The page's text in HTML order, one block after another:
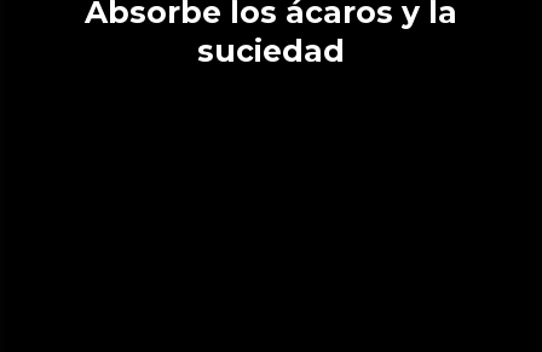
Absorbe los ácaros y la
suciedad